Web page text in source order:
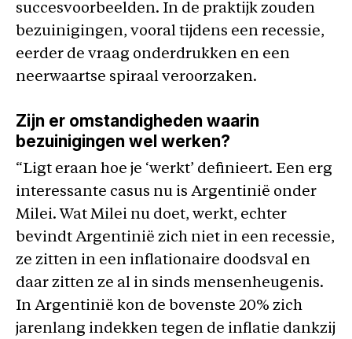
succesvoorbeelden. In de praktijk zouden
bezuinigingen, vooral tijdens een recessie,
eerder de vraag onderdrukken en een
neerwaartse spiraal veroorzaken.
Zijn er omstandigheden waarin
bezuinigingen wel werken?
“Ligt eraan hoe je ‘werkt’ definieert. Een erg
interessante casus nu is Argentinië onder
Milei. Wat Milei nu doet, werkt, echter
bevindt Argentinië zich niet in een recessie,
ze zitten in een inflationaire doodsval en
daar zitten ze al in sinds mensenheugenis.
In Argentinië kon de bovenste 20% zich
jarenlang indekken tegen de inflatie dankzij